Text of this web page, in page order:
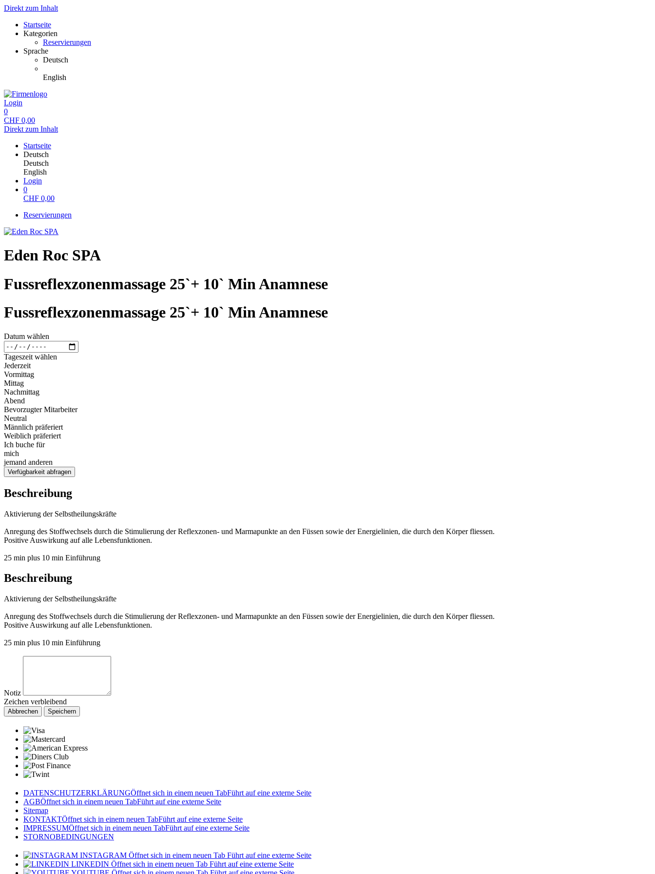
Direkt zum Inhalt
Startseite
Kategorien
Reservierungen
Sprache
Deutsch
English
Login
0
CHF 0,00
Direkt zum Inhalt
Startseite
Deutsch
Deutsch
English
Login
0
CHF 0,00
Reservierungen
Eden Roc SPA
Fussreflexzonenmassage 25`+ 10` Min Anamnese
Fussreflexzonenmassage 25`+ 10` Min Anamnese
Datum wählen
Tageszeit wählen
Jederzeit
Vormittag
Mittag
Nachmittag
Abend
Bevorzugter Mitarbeiter
Neutral
Männlich präferiert
Weiblich präferiert
Ich buche für
mich
jemand anderen
Verfügbarkeit abfragen
Beschreibung
Aktivierung der Selbstheilungskräfte
Anregung des Stoffwechsels durch die Stimulierung der Reflexzonen- und Marmapunkte an den Füssen sowie der Energielinien, die durch den Körper fliessen.
Positive Auswirkung auf alle Lebensfunktionen.
25 min plus 10 min Einführung
Beschreibung
Aktivierung der Selbstheilungskräfte
Anregung des Stoffwechsels durch die Stimulierung der Reflexzonen- und Marmapunkte an den Füssen sowie der Energielinien, die durch den Körper fliessen.
Positive Auswirkung auf alle Lebensfunktionen.
25 min plus 10 min Einführung
Notiz
Zeichen verbleibend
Abbrechen Speichern
DATENSCHUTZERKLÄRUNGÖffnet sich in einem neuen TabFührt auf eine externe Seite
AGBÖffnet sich in einem neuen TabFührt auf eine externe Seite
Sitemap
KONTAKTÖffnet sich in einem neuen TabFührt auf eine externe Seite
IMPRESSUMÖffnet sich in einem neuen TabFührt auf eine externe Seite
STORNOBEDINGUNGEN
INSTAGRAM Öffnet sich in einem neuen Tab Führt auf eine externe Seite
LINKEDIN Öffnet sich in einem neuen Tab Führt auf eine externe Seite